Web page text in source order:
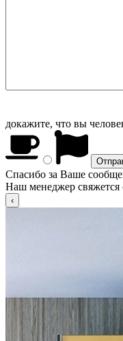
докажите, что вы
Спасибо за Ваше
Наш менеджер